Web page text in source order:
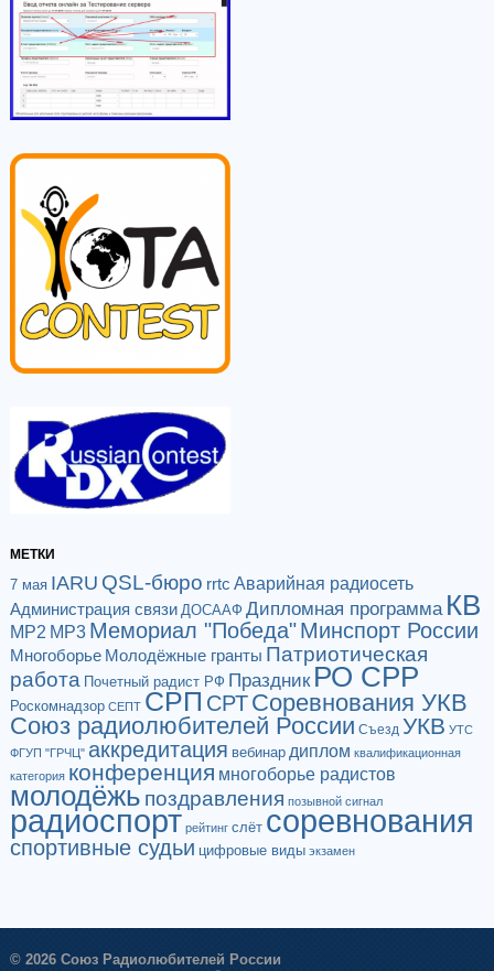
МЕТКИ
7 мая IARU QSL-бюро rrtc Аварийная радиосеть
Администрация связи ДОСААФ Дипломная программа КВ
МР2 МР3 Мемориал "Победа"Минспорт России
Многоборье Молодёжные гранты Патриотическая
работа Почетный радист РФ Праздник РО СРР
Роскомнадзор СЕПТ СРП СРТСоревнования УКВ
Союз радиолюбителей России Съезд УКВ УТС
ФГУП "ГРЧЦ" аккредитация вебинар диплом квалификационная
категория конференция многоборье радистов
молодёжь поздравления позывной сигнал
радиоспорт рейтинг слёт соревнования
спортивные судьи цифровые виды экзамен
© 2026 Союз Радиолюбителей России